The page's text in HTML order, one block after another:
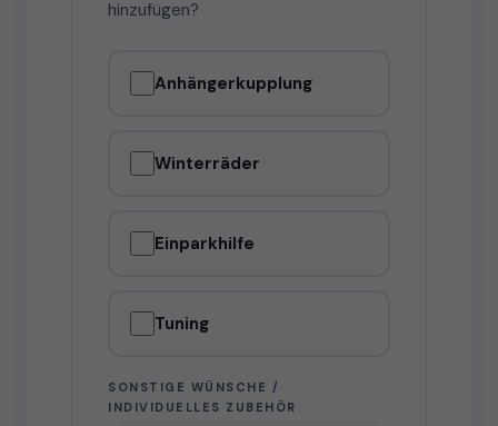
hinzufügen?
Anhängerkupplung
Winterräder
Einparkhilfe
Tuning
SONSTIGE WÜNSCHE /
INDIVIDUELLES ZUBEHÖR